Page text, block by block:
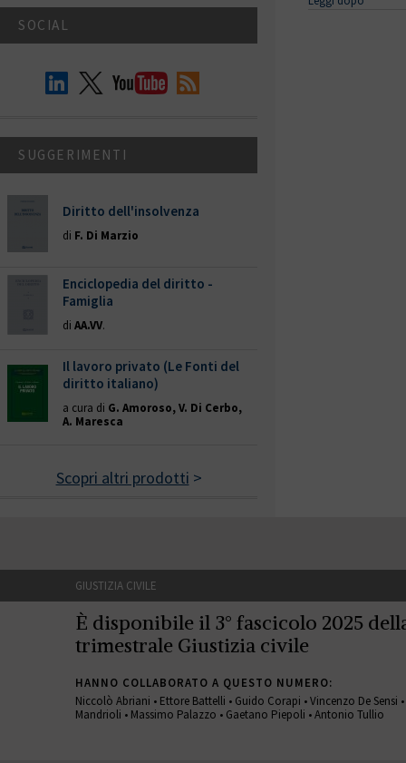
SOCIAL
SUGGERIMENTI
Diritto dell'insolvenza
di F. Di Marzio
Enciclopedia del diritto -
Famiglia
di AA.VV.
Il lavoro privato (Le Fonti del
diritto italiano)
a cura di G. Amoroso, V. Di Cerbo,
A. Maresca
Scopri altri prodotti >
GIUSTIZIA CIVILE
È disponibile il 3° fascicolo 2025
trimestrale Giustizia civile
HANNO COLLABORATO A QUESTO NUMERO:
Niccolò Abriani • Ettore Battelli • Guido Corapi • Vincenzo De Sensi
Mandrioli • Massimo Palazzo • Gaetano Piepoli • Antonio Tullio